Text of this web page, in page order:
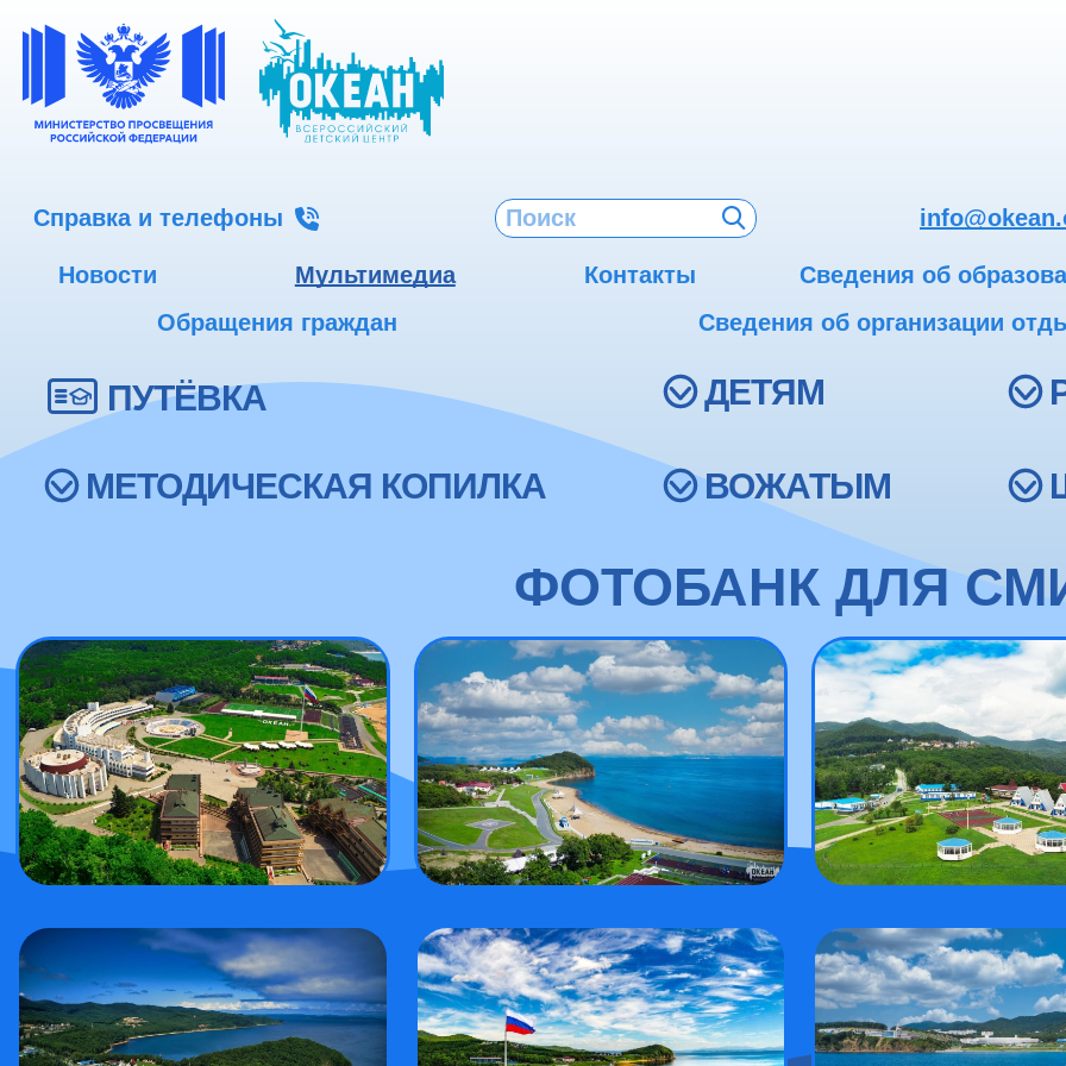
Справка и телефоны
Новости Мультимедиа Контакты
Сведения об
Обращения граждан
Сведения об организации
ПУТЁВКА ДЕТЯМ
МЕТОДИЧЕСКАЯ КОПИЛКА ВОЖАТЫМ
ФОТОБАНК ДЛЯ